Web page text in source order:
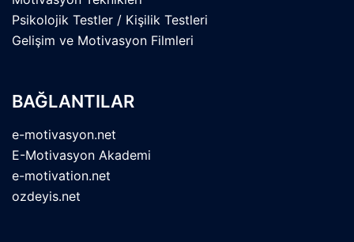
Psikolojik Testler / Kişilik Testleri
Gelişim ve Motivasyon Filmleri
BAĞLANTILAR
e-motivasyon.net
E-Motivasyon Akademi
e-motivation.net
ozdeyis.net